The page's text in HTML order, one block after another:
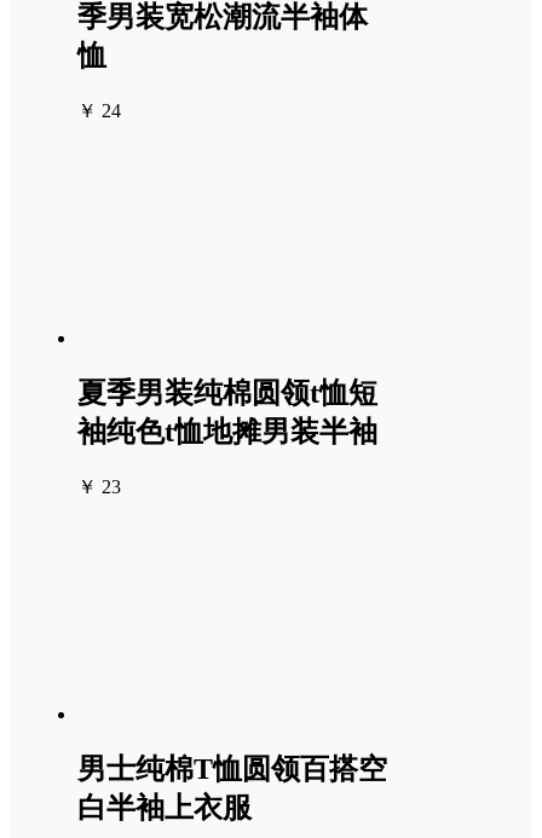
季男装宽松潮流半袖体
恤
￥ 24
夏季男装纯棉圆领t恤短
袖纯色t恤地摊男装半袖
￥ 23
男士纯棉T恤圆领百搭空
白半袖上衣服